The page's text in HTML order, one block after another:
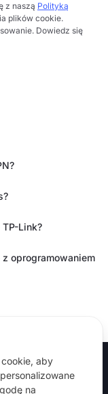
aby
na
z naszą Polityką
plików cookie.
Dowiedz się
Link?
oprogramowaniem